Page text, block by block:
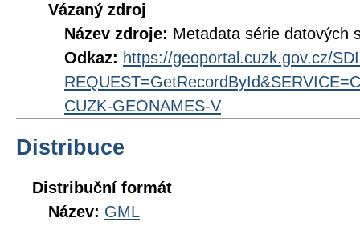
Vázaný zdroj
Název zdroje: Metadata série datových
Odkaz: https://geoportal.cuzk.gov.cz/
CUZK-GEONAMES-V
Distribuce
Distribuční formát
Název: GML